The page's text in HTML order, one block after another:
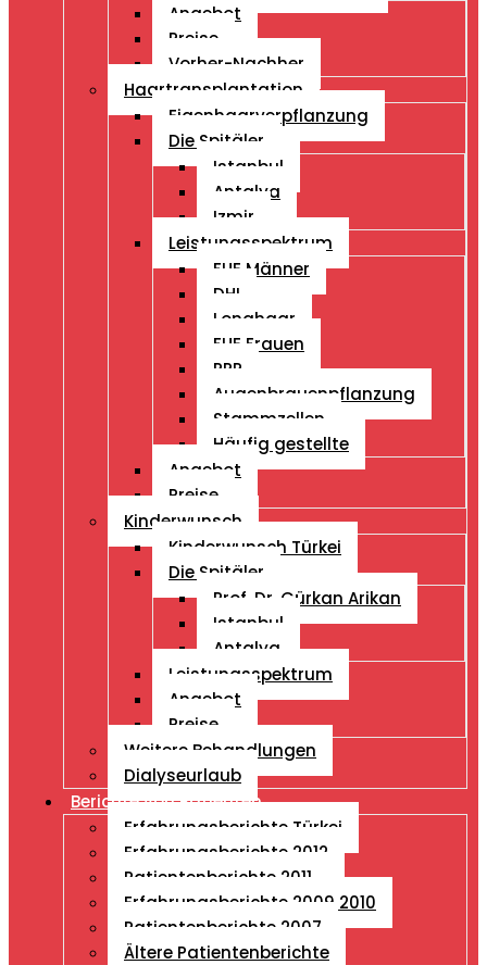
Angebot
Preise
Vorher-Nachher
Haartransplantation
Eigenhaarverpflanzung
Die Spitäler
Istanbul
Antalya
Izmir
Leistungsspektrum
FUE Männer
DHI
Longhaar
FUE Frauen
PRP
Augenbrauenpflanzung
Stammzellen
Häufig gestellte
Angebot
Preise
Kinderwunsch
Kinderwunsch Türkei
Die Spitäler
Prof. Dr. Gürkan Arikan
Istanbul
Antalya
Leistungsspektrum
Angebot
Preise
Weitere Behandlungen
Dialyseurlaub
Berichte von Patienten
Erfahrungsberichte Türkei
Erfahrungsberichte 2012
Patientenberichte 2011
Erfahrungsberichte 2009 2010
Patientenberichte 2007
Ältere Patientenberichte